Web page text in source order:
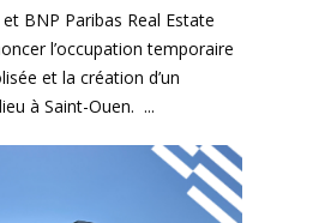
BNP Paribas Real Estate
l’occupation temporaire
et la création d’un
à Saint-Ouen.